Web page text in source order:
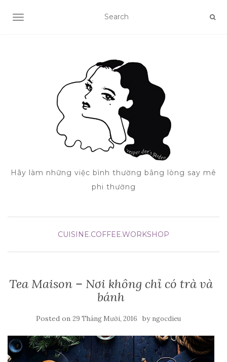
TOGGLE NAVIGATION
Hãy làm những việc bình thường bằng lòng say mê
phi thường
CUISINE.COFFEE.WORKSHOP
Tea Maison – Nơi không chỉ có trà và
bánh
Posted on 29 Tháng Mười, 2016 by ngocdieu